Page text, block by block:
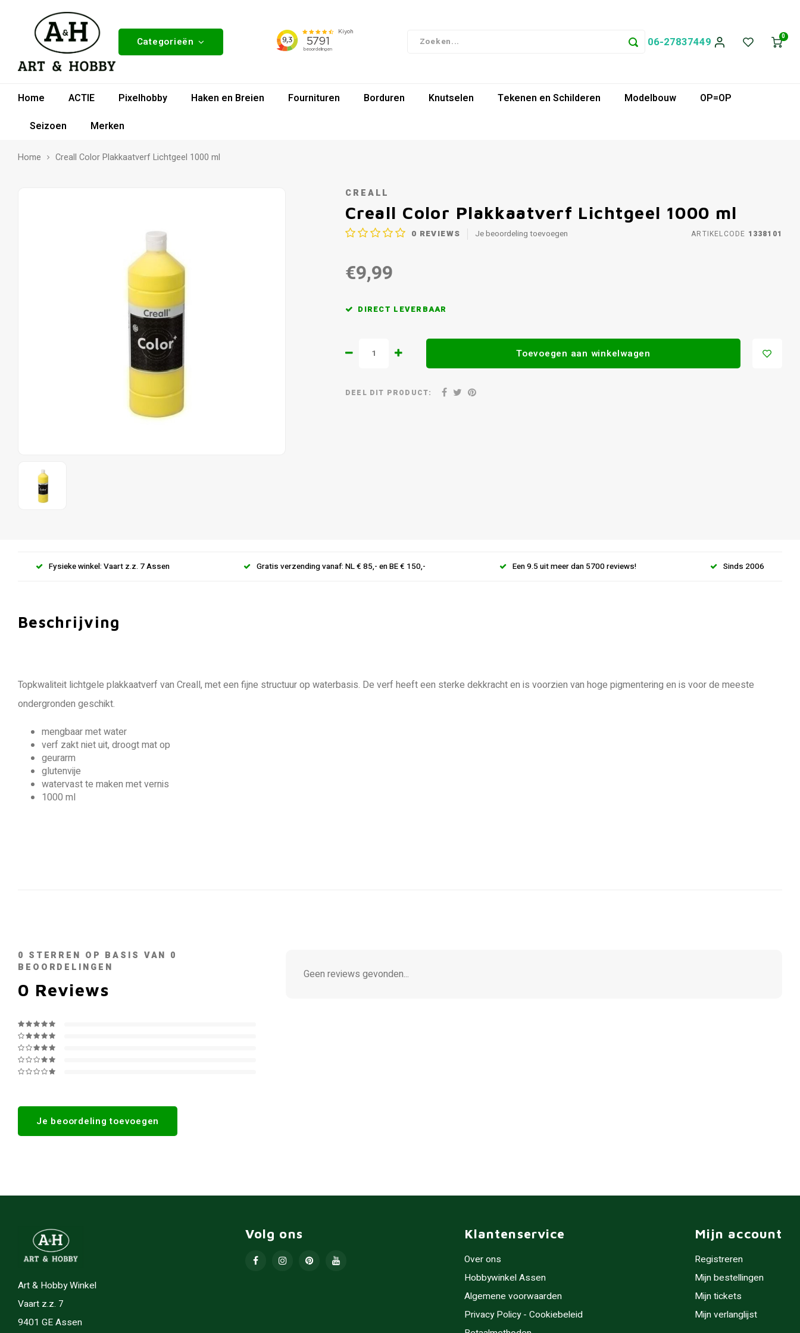
Categorieën 06-27837449 0
Home ACTIE Pixelhobby Haken en Breien Fournituren Borduren Knutselen Tekenen en Schilderen Modelbouw
OP=OP
Seizoen
Merken
Home Creall Color Plakkaatverf Lichtgeel 1000 ml
CREALL
Creall Color Plakkaatverf Lichtgeel 1000 ml
0 REVIEWS Je beoordeling toevoegen ARTIKELCODE 1338101
€9,99
DIRECT LEVERBAAR
Toevoegen aan winkelwagen
DEEL DIT PRODUCT:
Fysieke winkel: Vaart z.z. 7 Assen Gratis verzending vanaf: NL € 85,- en BE € 150,- Een 9.5 uit meer dan 5700 reviews! Sinds 2006
Beschrijving
Topkwaliteit lichtgele plakkaatverf van Creall, met een fijne structuur op waterbasis. De verf heeft een sterke dekkracht en is voorzien van hoge pigmentering en is voor de meeste
ondergronden geschikt.
mengbaar met water
verf zakt niet uit, droogt mat op
geurarm
glutenvije
watervast te maken met vernis
1000 ml
0 STERREN OP BASIS VAN 0
BEOORDELINGEN
0 Reviews
Je beoordeling toevoegen
Geen reviews gevonden...
Art & Hobby Winkel
Vaart z.z. 7
9401 GE Assen
Volg ons Klantenservice
Over ons
Hobbywinkel Assen
Algemene voorwaarden
Privacy Policy - Cookiebeleid
Mijn account
Registreren
Mijn bestellingen
Mijn tickets
Mijn verlanglijst